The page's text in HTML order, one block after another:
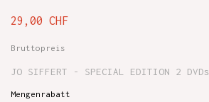
29,00 CHF
Bruttopreis
JO SIFFERT - SPECIAL EDITION 2 DVDs
Mengenrabatt